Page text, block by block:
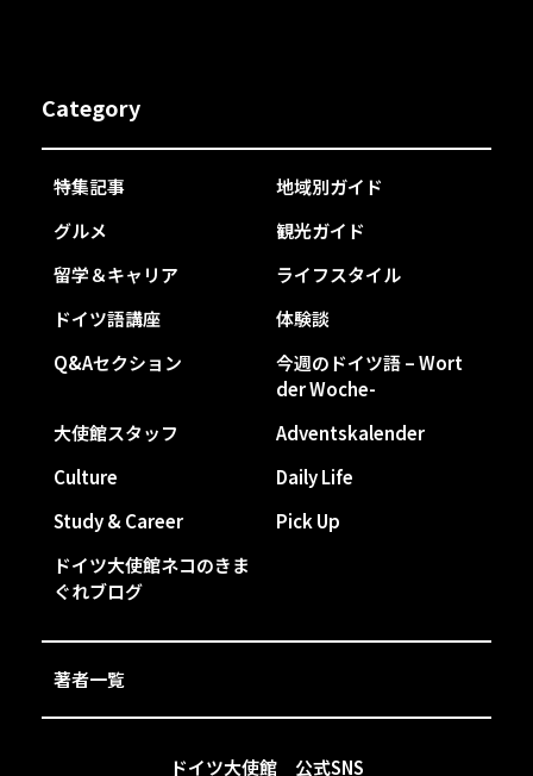
ドイツ大使館 公式SNS
Category
特集記事
地域別ガイド
グルメ
観光ガイド
留学＆キャリア
ライフスタイル
ドイツ語講座
体験談
Q&Aセクション
今週のドイツ語 – Wort
der Woche-
大使館スタッフ
Adventskalender
Culture
Daily Life
Study & Career
Pick Up
ドイツ大使館ネコのきま
ぐれブログ
著者一覧